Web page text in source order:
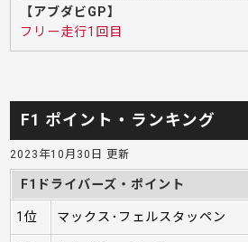
【アブダビGP】
フリー走行1回目
F1 ポイント・ランキング
2023年10月30日 更新
F1ドライバーズ・ポイント
1位 マックス･フェルスタッペン